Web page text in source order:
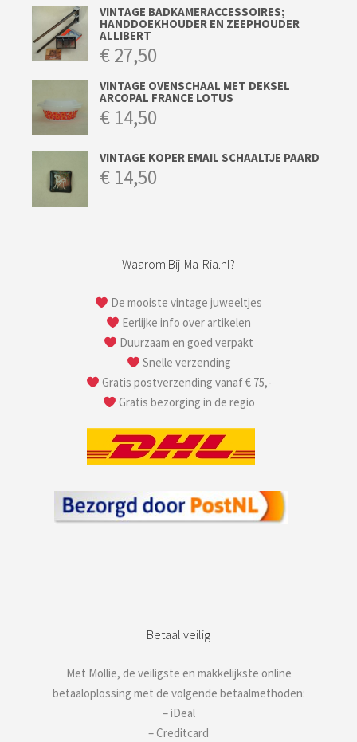
VINTAGE BADKAMERACCESSOIRES;
HANDDOEKHOUDER EN ZEEPHOUDER
ALLIBERT
€27,50
VINTAGE OVENSCHAAL MET DEKSEL
ARCOPAL FRANCE LOTUS
€ 14,50
VINTAGE KOPER EMAIL SCHAALTJE PAARD
€ 14,50
Waarom Bij-Ma-Ria.nl?
De mooiste vintage juweeltjes
Eerlijke info over artikelen
Duurzaam en goed verpakt
Snelle verzending
Gratis postverzending vanaf € 75,-
Gratis bezorging in de regio
Betaal veilig
Met Mollie, de veiligste en makkelijkste online
betaaloplossing met de volgende betaalmethoden:
– iDeal
– Creditcard